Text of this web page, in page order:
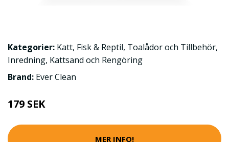
Kategorier: Katt, Fisk & Reptil, Toalådor och Tillbehör,
Inredning, Kattsand och Rengöring
Brand: Ever Clean
179 SEK
MER INFO!